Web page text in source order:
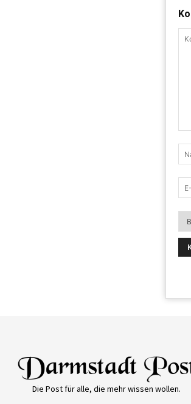
Die Post für alle, die mehr wissen wollen.